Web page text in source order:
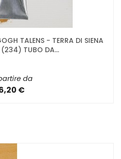
TALENS - TERRA DI SIENA
(234) TUBO DA...
da
€